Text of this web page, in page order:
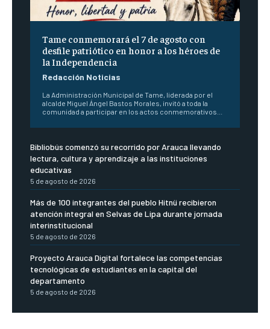
Tame conmemorará el 7 de agosto con
desfile patriótico en honor a los héroes de
la Independencia
Redacción Noticias
La Administración Municipal de Tame, liderada por el
alcalde Miguel Ángel Bastos Morales, invitó a toda la
comunidad a participar en los actos conmemorativos...
Bibliobús comenzó su recorrido por Arauca llevando
lectura, cultura y aprendizaje a las instituciones
educativas
5 de agosto de 2026
Más de 100 integrantes del pueblo Hitnü recibieron
atención integral en Selvas de Lipa durante jornada
interinstitucional
5 de agosto de 2026
Proyecto Arauca Digital fortalece las competencias
tecnológicas de estudiantes en la capital del
departamento
5 de agosto de 2026